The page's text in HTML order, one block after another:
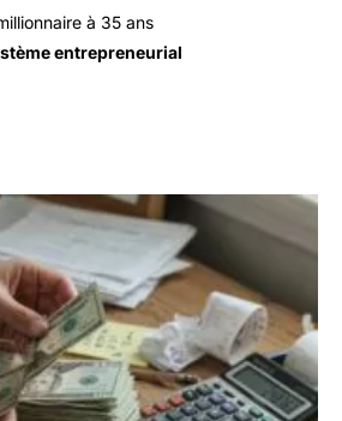
à 35 ans
entrepreneurial